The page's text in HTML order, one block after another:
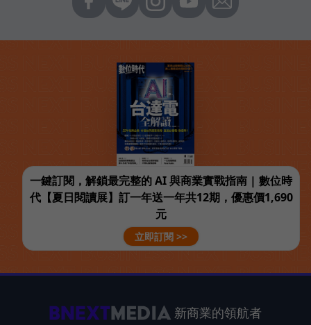
一鍵訂閱，解鎖最完整的 AI 與商業實戰指南 | 數位時
代【夏日閱讀展】訂一年送一年共12期，優惠價1,690
元
立即訂閱 >>
新商業的領航者